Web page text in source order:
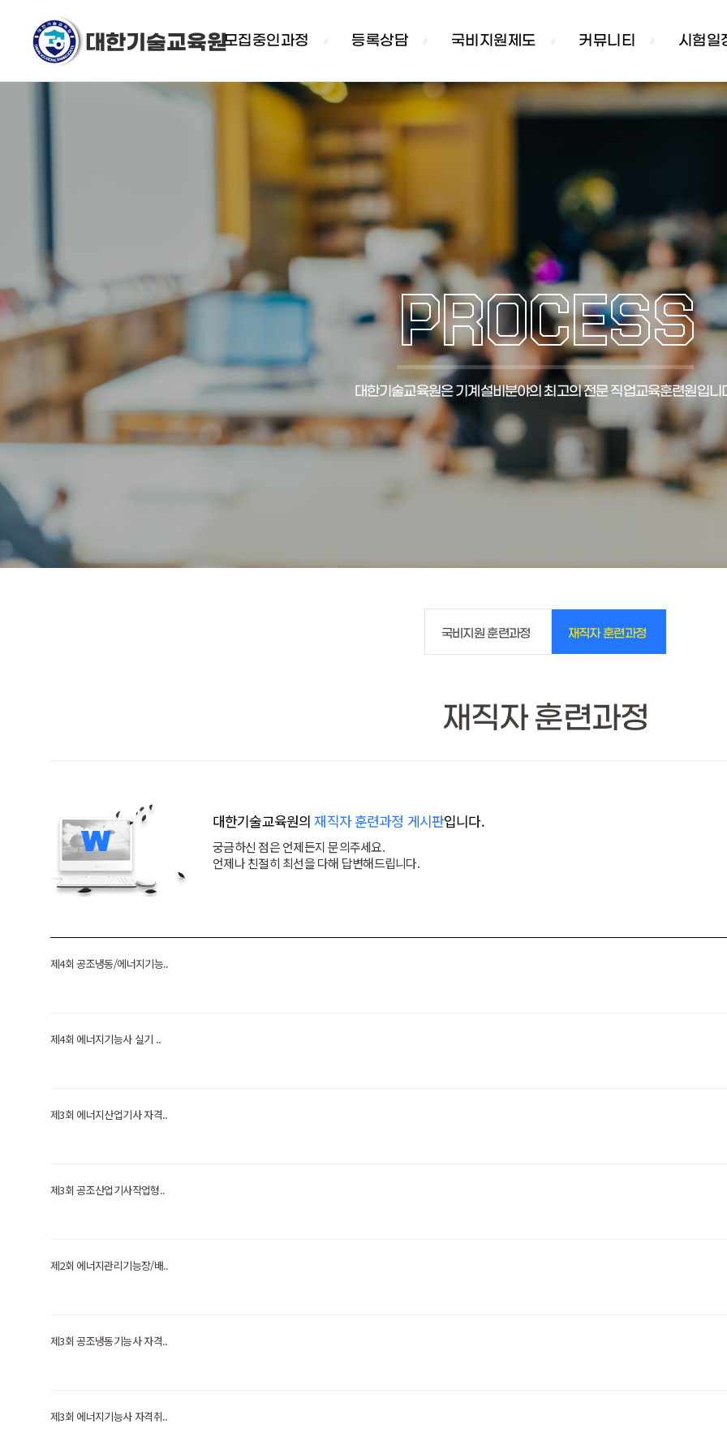
모집중인과정 등록상담 국비지원제도 커뮤니티 시험일
PROCESS
대한기술교육원은 기계설비분야의 최고의 전문 직업교육훈련원입니
국비지원 훈련과정 재직자 훈련과정
재직자 훈련과정
대한기술교육원의 재직자 훈련과정 게시판입니다.
궁금하신 점은 언제든지 문의주세요.
언제나 친절히 최선을 다해 답변해드립니다.
제4회 공조냉동/에너지기능..
제4회 에너지기능사 실기 ..
제3회 에너지산업기사 자격..
제3회 공조산업기사작업형..
제2회 에너지관리기능장/배..
제3회 공조냉동기능사 자격..
제3회 에너지기능사 자격취..